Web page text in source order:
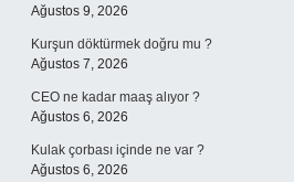
Ağustos 9, 2026
Kurşun döktürmek doğru mu ?
Ağustos 7, 2026
CEO ne kadar maaş alıyor ?
Ağustos 6, 2026
Kulak çorbası içinde ne var ?
Ağustos 6, 2026